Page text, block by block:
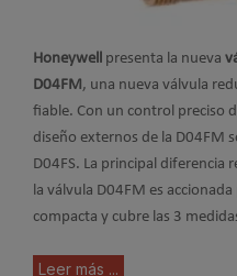
Honeywell presenta la nueva
D04FM, una nueva válvula
fiable. Con un control preciso
diseño externos de la D04FM
D04FS. La principal diferencia
la válvula D04FM es
compacta y cubre las 3
Leer más ...